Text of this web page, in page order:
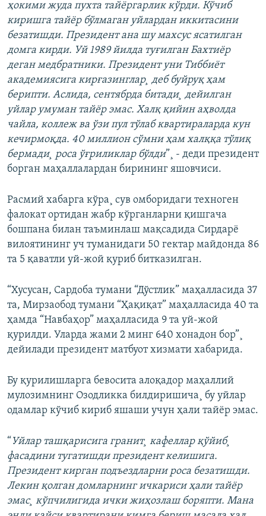
ҳокими жуда пухта тайёргарлик кўрди. Кўчиб
киришга тайëр бўлмаган уйлардан иккитасини
безатишди. Президент ана шу махсус ясатилган
домга кирди. Уй 1989 йилда туғилган Бахтиëр
деган медбратники. Президент уни Тиббиëт
академиясига кирғазинглар¸ деб буйруқ ҳам
берипти. Аслида, сентябрда битади¸ дейилган
уйлар умуман тайёр эмас. Халқ қийин аҳволда
чайла, коллеж ва ўзи пул тўлаб квартираларда кун
кечирмоқда. 40 миллион сўмни ҳам халққа тўлиқ
бермади¸ роса ўғриликлар бўлди”¸ - деди президент
борган маҳаллалардан бирининг яшовчиси.
Расмий хабарга кўра¸ сув омборидаги техноген
фалокат ортидан жабр кўрганларни қишгача
бошпана билан таъминлаш мақсадида Сирдарë
вилоятининг уч туманидаги 50 гектар майдонда 86
та 5 қаватли уй-жой қуриб битказилган.
“Хусусан, Сардоба тумани “Дўстлик” маҳалласида 37
та, Мирзаобод тумани “Ҳақиқат” маҳалласида 40 та
ҳамда “Навбаҳор” маҳалласида 9 та уй-жой
қурилди. Уларда жами 2 минг 640 хонадон бор”¸
дейилади президент матбуот хизмати хабарида.
Бу қурилишларга бевосита алоқадор маҳаллий
мулозимнинг Озодликка билдиришича¸ бу уйлар
одамлар кўчиб кириб яшаши учун ҳали тайëр эмас.
“ Уйлар ташқарисига гранит¸ кафеллар қўйиб¸
фасадини тугатишди президент келишига.
Президент кирган подъездларни роса безатишди.
Лекин қолган домларнинг ичкариси ҳали тайëр
эмас¸ кўпчилигида ички жиҳозлаш боряпти. Мана